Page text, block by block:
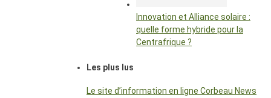
Innovation et Alliance solaire :
quelle forme hybride pour la
Centrafrique ?
Les plus lus
Le site d’information en ligne Corbeau News